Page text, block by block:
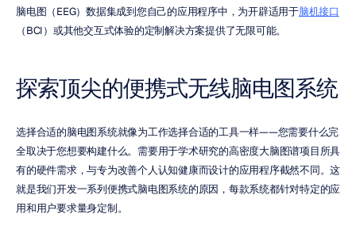
脑电图（EEG）数据集成到您自己的应用程序中，为开辟适用于脑机接口
（BCI）或其他交互式体验的定制解决方案提供了无限可能。
探索顶尖的便携式无线脑电图系统
选择合适的脑电图系统就像为工作选择合适的工具一样——您需要什么完
全取决于您想要构建什么。需要用于学术研究的高密度大脑图谱项目所具
有的硬件需求，与专为改善个人认知健康而设计的应用程序截然不同。这
就是我们开发一系列便携式脑电图系统的原因，每款系统都针对特定的应
用和用户要求量身定制。